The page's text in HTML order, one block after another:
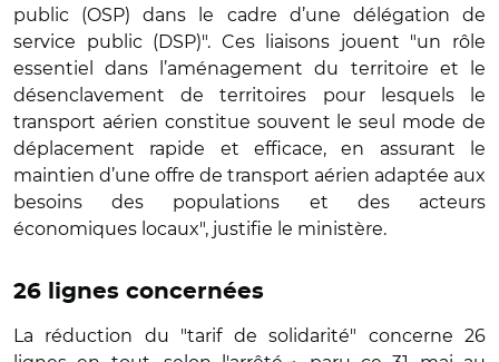
public (OSP) dans le cadre d’une délégation de
service public (DSP)". Ces liaisons jouent "un rôle
essentiel dans l’aménagement du territoire et le
désenclavement de territoires pour lesquels le
transport aérien constitue souvent le seul mode de
déplacement rapide et efficace, en assurant le
maintien d’une offre de transport aérien adaptée aux
besoins des populations et des acteurs
économiques locaux", justifie le ministère.
26 lignes concernées
La réduction du "tarif de solidarité" concerne 26